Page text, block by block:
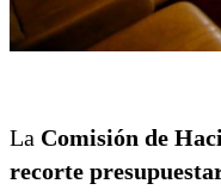
La Comisión de
recorte